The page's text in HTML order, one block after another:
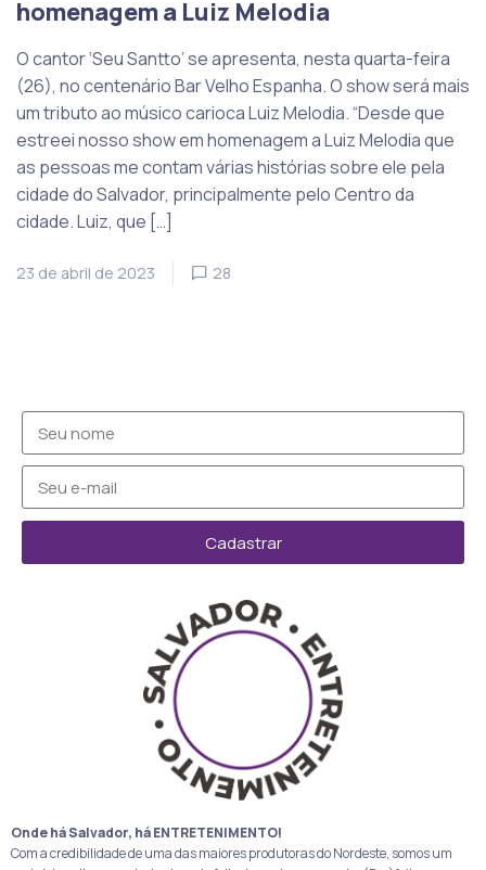
homenagem a Luiz Melodia
O cantor ‘Seu Santto’ se apresenta, nesta quarta-feira
(26), no centenário Bar Velho Espanha. O show será mais
um tributo ao músico carioca Luiz Melodia. “Desde que
estreei nosso show em homenagem a Luiz Melodia que
as pessoas me contam várias histórias sobre ele pela
cidade do Salvador, principalmente pelo Centro da
cidade. Luiz, que […]
23 de abril de 2023 28
Cadastrar
Onde há Salvador, há ENTRETENIMENTO!
Com a credibilidade de uma das maiores produtoras do Nordeste, somos um